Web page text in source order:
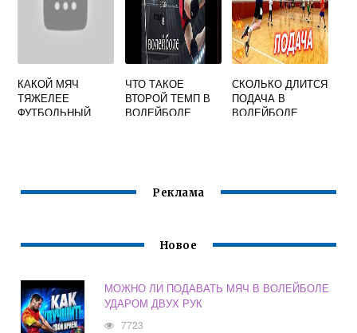
КАКОЙ МЯЧ
ТЯЖЕЛЕЕ
ФУТБОЛЬНЫЙ
ЧТО ТАКОЕ
ВТОРОЙ ТЕМП В
ВОЛЕЙБОЛЕ
СКОЛЬКО ДЛИТСЯ
ПОДАЧА В
ВОЛЕЙБОЛЕ
Реклама
Новое
МОЖНО ЛИ ПОДАВАТЬ МЯЧ В ВОЛЕЙБОЛЕ
УДАРОМ ДВУХ РУК
7723